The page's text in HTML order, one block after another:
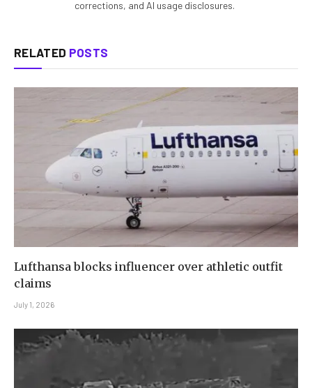
corrections, and AI usage disclosures.
RELATED POSTS
Lufthansa blocks influencer over athletic outfit
claims
July 1, 2026